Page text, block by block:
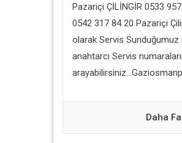
Pazariçi ÇİLİNGİR 0533
0542 317 84 20 Pazariçi
olarak Servis Sunduğumuz
anahtarcı Servis
Daha